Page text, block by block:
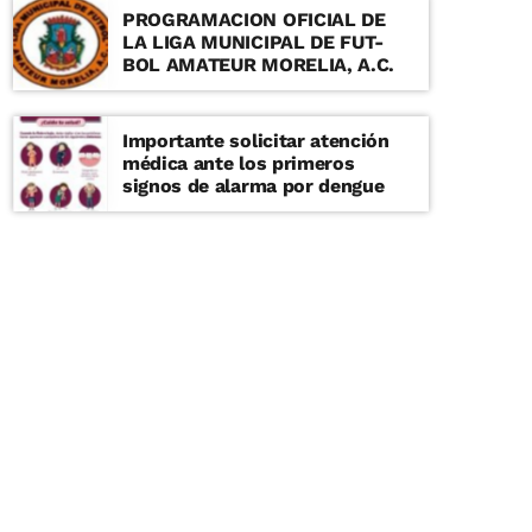
PROGRAMACION OFICIAL DE
LA LIGA MUNICIPAL DE FUT-
BOL AMATEUR MORELIA, A.C.
Importante solicitar atención
médica ante los primeros
signos de alarma por dengue